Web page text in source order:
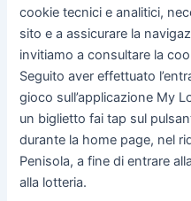
cookie tecnici e analitici,
sito e a assicurare la
invitiamo a consultare la
Seguito aver effettuato
gioco sull’applicazione My
un biglietto fai tap sul
durante la home page, nel
Penisola, a fine di entrare
alla lotteria.